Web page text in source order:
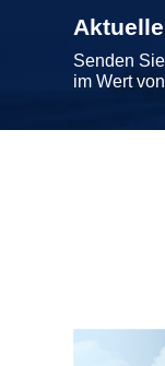
Senden
im Wert